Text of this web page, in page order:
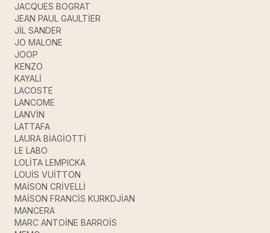
JACQUES BOGRAT
JEAN PAUL GAULTİER
JİL SANDER
JO MALONE
JOOP
KENZO
KAYALİ
LACOSTE
LANCOME
LANVİN
LATTAFA
LAURA BİAGİOTTİ
LE LABO
LOLİTA LEMPICKA
LOUİS VUİTTON
MAİSON CRİVELLİ
MAİSON FRANCİS KURKDJİAN
MANCERA
MARC ANTOİNE BARROİS